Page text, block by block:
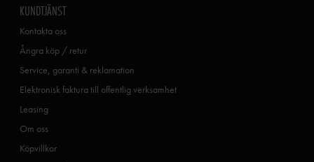
KUNDTJÄNST
Kontakta oss
Ångra köp / retur
Service, garanti & reklamation
Elektronisk faktura till offentlig verksamhet
Leasing
Om oss
Köpvillkor